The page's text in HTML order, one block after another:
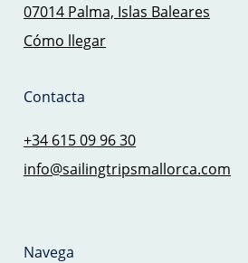
07014 Palma, Islas Baleares
Cómo llegar
Contacta
+34 615 09 96 30
info@sailingtripsmallorca.com
Navega